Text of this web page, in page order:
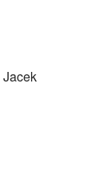
Jacek